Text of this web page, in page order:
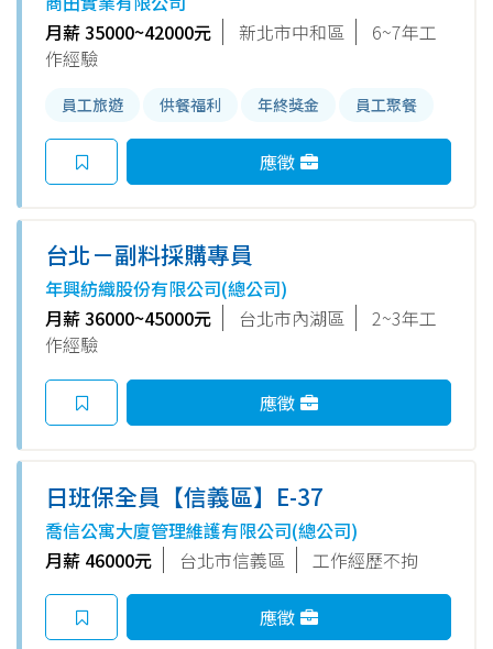
月薪 35000~42000元
新北市中和區
6~7年工
作經驗
員工旅遊 供餐福利 年終獎金 員工聚餐
應徵
台北－副料採購專員
年興紡織股份有限公司(總公司)
月薪 36000~45000元
台北市內湖區
2~3年工
作經驗
應徵
日班保全員【信義區】E-37
喬信公寓大廈管理維護有限公司(總公司)
月薪 46000元
台北市信義區 工作經歷不拘
應徵